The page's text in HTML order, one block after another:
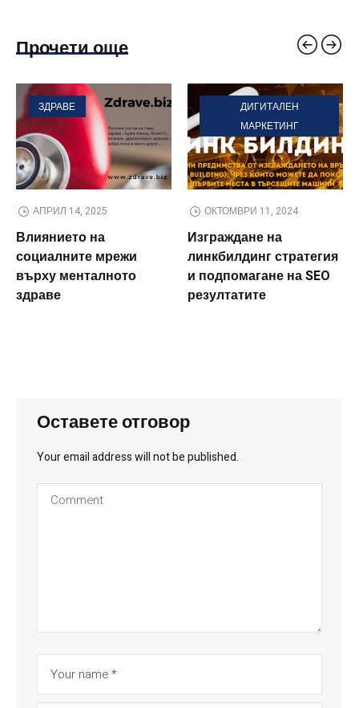
Прочети още
ЗДРАВЕ
АПРИЛ 14, 2025
Влиянието на
социалните мрежи
върху менталното
здраве
ДИГИТАЛЕН
МАРКЕТИНГ
ОКТОМВРИ 11, 2024
Изграждане на
линкбилдинг стратегия
и подпомагане на SEO
резултатите
Оставете отговор
Your email address will not be published.